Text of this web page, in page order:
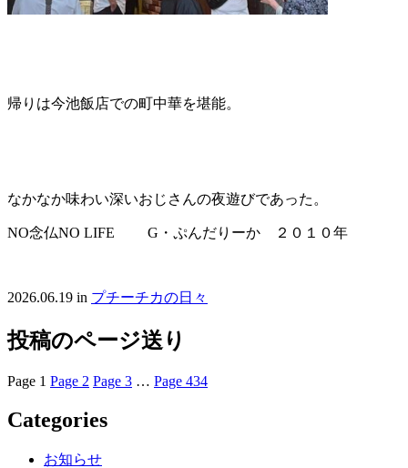
帰りは今池飯店での町中華を堪能。
なかなか味わい深いおじさんの夜遊びであった。
NO念仏NO LIFE G・ぷんだりーか ２０１０年
2026.06.19 in プチーチカの日々
投稿のページ送り
Page 1 Page 2 Page 3 … Page 434
Categories
お知らせ